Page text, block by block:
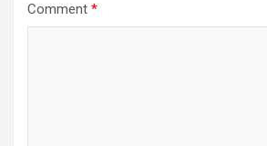
Comment *